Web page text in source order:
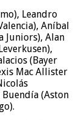
Leandro
Aníbal
Juniors), Alan
(Bayer
Mac Allister
(Aston